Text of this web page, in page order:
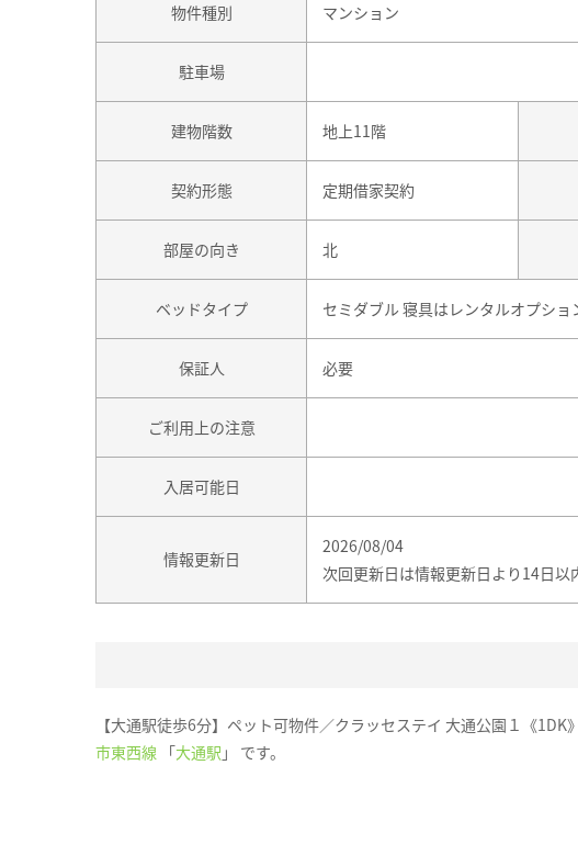
物件種別 マンション
駐車場
建物階数 地上11階
契約形態 定期借家契約
部屋の向き 北
ベッドタイプ セミダブル 寝具はレンタルオプショ
保証人 必要
ご利用上の注意
入居可能日
情報更新日
2026/08/04
次回更新日は情報更新日より14日以
【大通駅徒歩6分】ペット可物件／クラッセステイ 大通公園１《1DK
市東西線 「大通駅 」 です。